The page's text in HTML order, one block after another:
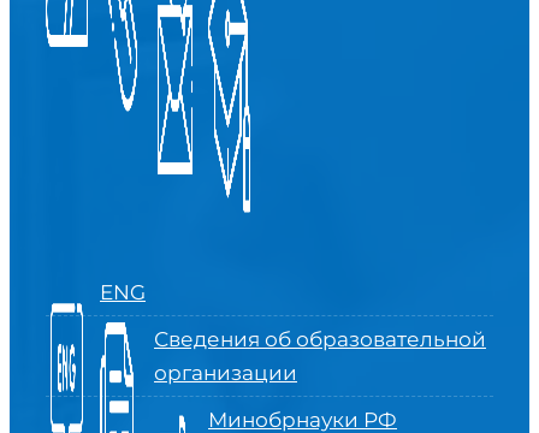
ENG
Сведения об образовательной
организации
Минобрнауки РФ